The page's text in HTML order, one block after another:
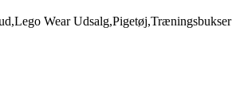
Wear Udsalg,Pigetøj,Træningsbukser